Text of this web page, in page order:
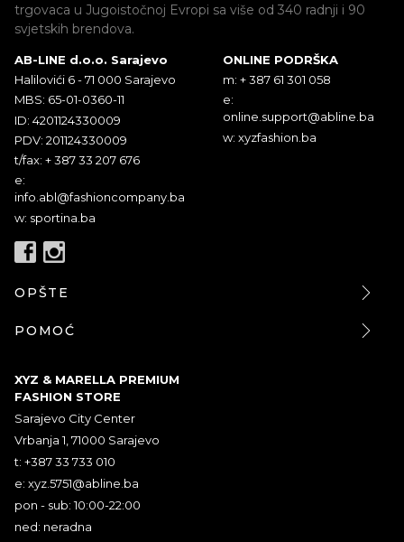
trgovaca u Jugoistočnoj Evropi sa više od 340 radnji i 90
svjetskih brendova.
AB-LINE d.o.o. Sarajevo
Halilovići 6 - 71 000 Sarajevo
MBS: 65-01-0360-11
ID: 4201124330009
PDV: 201124330009
t/fax: + 387 33 207 676
e:
info.abl@fashioncompany.ba
w: sportina.ba
ONLINE PODRŠKA
m: + 387 61 301 058
e:
online.support@abline.ba
w: xyzfashion.ba
OPŠTE
POMOĆ
XYZ & MARELLA PREMIUM
FASHION STORE
Sarajevo City Center
Vrbanja 1, 71000 Sarajevo
t: +387 33 733 010
e: xyz.5751@abline.ba
pon - sub: 10:00-22:00
ned: neradna